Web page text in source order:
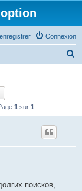
Connexion
1 sur 1
поисков,